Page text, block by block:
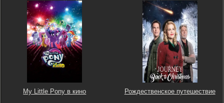
My Little Pony в кино Рождественское путешествие